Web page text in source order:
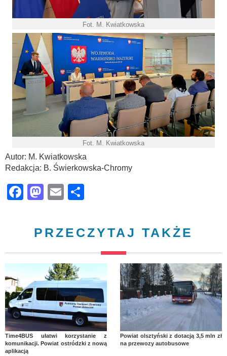
Fot. M. Kwiatkowska
Fot. M. Kwiatkowska
Autor: M. Kwiatkowska
Redakcja: B. Świerkowska-Chromy
Facebook
Mastodon
Email
PRZECZYTAJ TAKŻE
Time4BUS ułatwi korzystanie z
komunikacji. Powiat ostródzki z nową
aplikacją
Powiat olsztyński z dotacją 3,5 mln zł
na przewozy autobusowe